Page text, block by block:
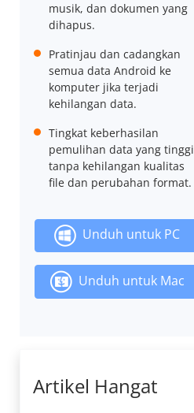
musik, dan dokumen yang
dihapus.
Pratinjau dan cadangkan
semua data Android ke
komputer jika terjadi
kehilangan data.
Tingkat keberhasilan
pemulihan data yang tinggi
tanpa kehilangan kualitas
file dan perubahan format.
Unduh untuk PC
Unduh untuk Mac
Artikel Hangat